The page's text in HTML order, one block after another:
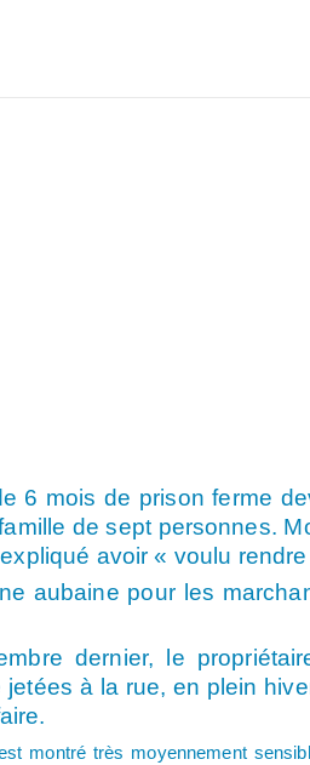
6 mois de prison ferme
de sept personnes.
avoir « voulu
aubaine pour les
dernier, le
à la rue, en plein
montré très moyennement